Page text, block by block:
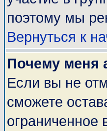
поэтому мы
Вернуться к
Почему меня
Если вы не
сможете
ограниченное